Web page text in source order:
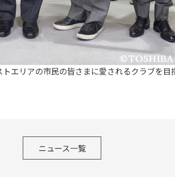
エリアの市民の皆さまに愛されるクラブを
ニュース一覧